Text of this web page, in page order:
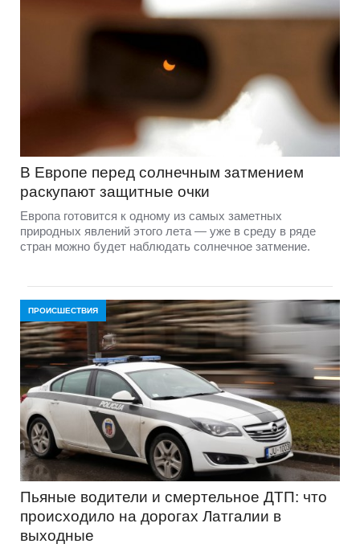
В Европе перед солнечным затмением
раскупают защитные очки
Европа готовится к одному из самых заметных
природных явлений этого лета — уже в среду в ряде
стран можно будет наблюдать солнечное затмение.
ПРОИСШЕСТВИЯ
Пьяные водители и смертельное ДТП: что
происходило на дорогах Латгалии в
выходные